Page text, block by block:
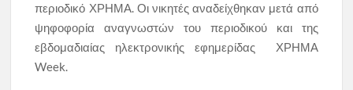
περιοδικό ΧΡΗΜΑ. Οι νικητές αναδείχθηκαν μετά από
ψηφοφορία αναγνωστών του περιοδικού και της
εβδομαδιαίας ηλεκτρονικής εφημερίδας ΧΡΗΜΑ
Week.